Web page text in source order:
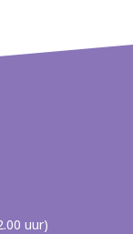
uur)